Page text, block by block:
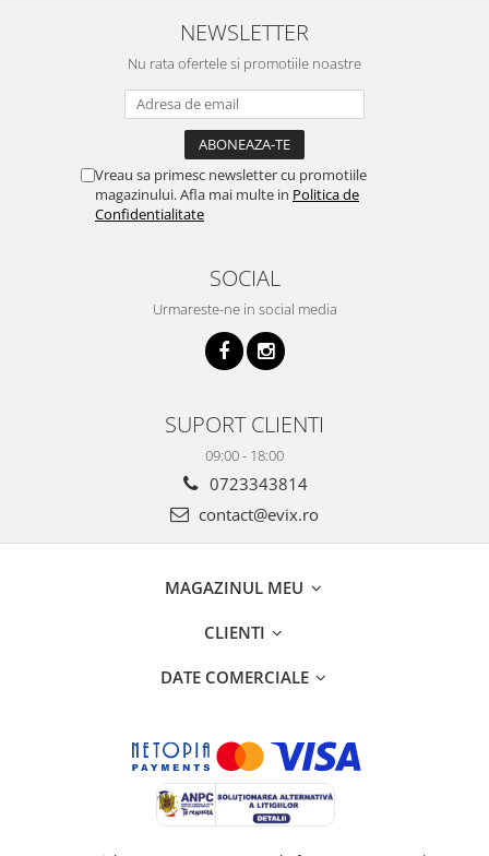
NEWSLETTER
Nu rata ofertele si promotiile noastre
Vreau sa primesc newsletter cu promotiile
magazinului. Afla mai multe in Politica de
Confidentialitate
SOCIAL
Urmareste-ne in social media
SUPORT CLIENTI
09:00 - 18:00
0723343814
contact@evix.ro
MAGAZINUL MEU
CLIENTI
DATE COMERCIALE